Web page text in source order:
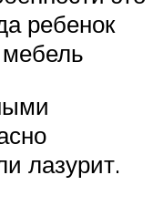
ребенок
мебель
лазурит.